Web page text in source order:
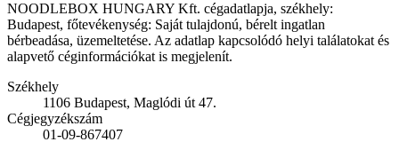
NOODLEBOX HUNGARY Kft. cégadatlapja, székhely:
Budapest, főtevékenység: Saját tulajdonú, bérelt ingatlan
bérbeadása, üzemeltetése. Az adatlap kapcsolódó helyi találatokat és
alapvető céginformációkat is megjelenít.
Székhely
1106 Budapest, Maglódi út 47.
Cégjegyzékszám
01-09-867407